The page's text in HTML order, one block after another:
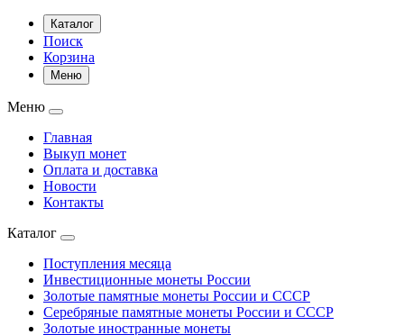
Каталог
Поиск
Корзина
Меню
Меню
Главная
Выкуп монет
Оплата и доставка
Новости
Контакты
Каталог
Поступления месяца
Инвестиционные монеты России
Золотые памятные монеты России и СССР
Серебряные памятные монеты России и СССР
Золотые иностранные монеты